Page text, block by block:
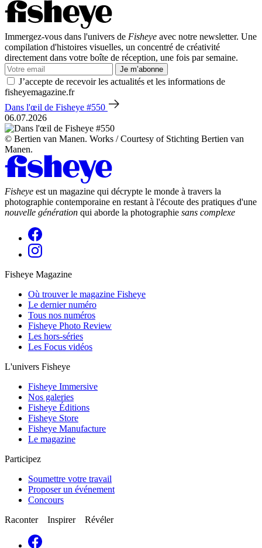
Immergez-vous dans l'univers de Fisheye avec notre newsletter. Une
compilation d'histoires visuelles, un concentré de créativité
directement dans votre boîte de réception, une fois par semaine.
Je m’abonne
J’accepte de recevoir les actualités et les informations de
fisheyemagazine.fr
Dans l'œil de Fisheye #550
06.07.2026
© Bertien van Manen. Works / Courtesy of Stichting Bertien van
Manen.
Fisheye est un magazine qui décrypte le monde à travers la
photographie contemporaine en restant à l'écoute des pratiques d'une
nouvelle génération qui aborde la photographie sans complexe
Fisheye Magazine
Où trouver le magazine Fisheye
Le dernier numéro
Tous nos numéros
Fisheye Photo Review
Les hors-séries
Les Focus vidéos
L'univers Fisheye
Fisheye Immersive
Nos galeries
Fisheye Éditions
Fisheye Store
Fisheye Manufacture
Le magazine
Participez
Soumettre votre travail
Proposer un événement
Concours
Raconter Inspirer Révéler